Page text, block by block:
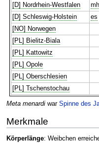
[D] Nordrhein-Westfalen
mh
[D] Schleswig-Holstein
es
[NO] Norwegen
[PL] Bielitz-Biala
[PL] Kattowitz
[PL] Opole
[PL] Oberschlesien
[PL] Tschenstochau
Meta menardiwar Spinne des
Merkmale
Körperlänge: Weibchen